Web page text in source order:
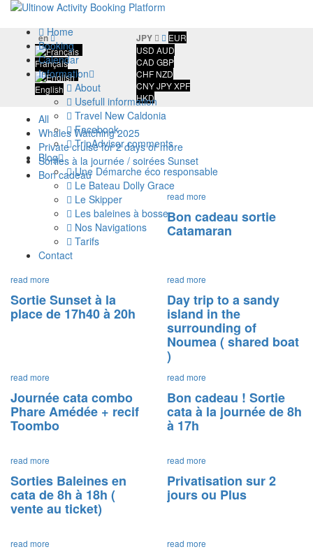
en
Français
English
JPY
EUR
USD AUD
CAD GBP
CHF NZD
CNYJPYXPF
HKD
Home
Booking
Calendar
Information
About
Usefull information
Travel New Caldonia
Facebook
TripAdvisor comments
Blog
Une Démarche éco responsable
Le Bateau Dolly Grace
Le Skipper
Les baleines à bosse
Nos Navigations
Tarifs
Contact
All
Whales Watching 2025
Private cruise for 2 days or more
Sorties à la journée / soirées Sunset
Bon cadeau
read more
Bon cadeau sortie
Catamaran
read more
Sortie Sunset à la
place de 17h40 à 20h
read more
Day trip to a sandy
island in the
surrounding of
Noumea ( shared boat
)
read more
Journée cata combo
Phare Amédée + recif
Toombo
read more
Bon cadeau ! Sortie
cata à la journée de 8h
à 17h
read more
Sorties Baleines en
cata de 8h à 18h (
vente au ticket)
read more
Privatisation sur 2
jours ou Plus
read more read more